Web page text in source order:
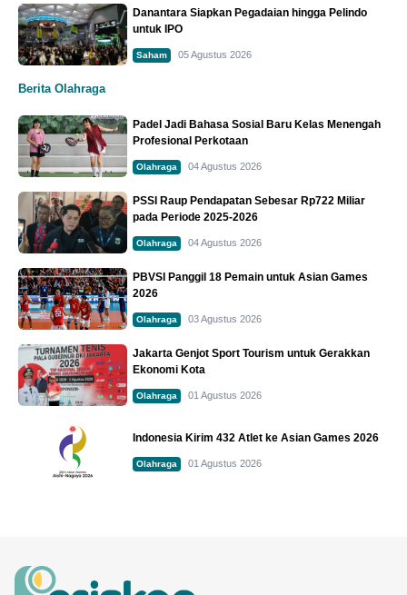
Danantara Siapkan Pegadaian hingga Pelindo
untuk IPO
Saham 05 Agustus 2026
Berita Olahraga
Padel Jadi Bahasa Sosial Baru Kelas Menengah
Profesional Perkotaan
Olahraga 04 Agustus 2026
PSSI Raup Pendapatan Sebesar Rp722 Miliar
pada Periode 2025-2026
Olahraga 04 Agustus 2026
PBVSI Panggil 18 Pemain untuk Asian Games
2026
Olahraga 03 Agustus 2026
Jakarta Genjot Sport Tourism untuk Gerakkan
Ekonomi Kota
Olahraga 01 Agustus 2026
Indonesia Kirim 432 Atlet ke Asian Games 2026
Olahraga 01 Agustus 2026